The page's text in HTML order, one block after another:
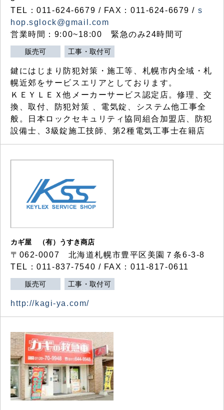
TEL：011-624-6679 / FAX：011-624-6679 / s
hop.sglock@gmail.com
営業時間：9:00~18:00 緊急のみ24時間可
販売可 工事・取付可
鍵にはじまり防犯対策・施工等、札幌市内全域・札
幌近郊をサービスエリアとしております。
ＫＥＹＬＥＸ他メーカーサービス認定店。修理、交
換、取付、防犯対策 、電気錠、システム他工事全
般。日本ロックセキュリティ協同組合加盟店、防犯
設備士、3級錠施工技師、第2種電気工事士在籍店
カギ屋 （有）うすき商店
〒062-0007 北海道札幌市豊平区美園７条6-3-8
TEL：011-837-7540 / FAX：011-817-0611
販売可 工事・取付可
http://kagi-ya.com/